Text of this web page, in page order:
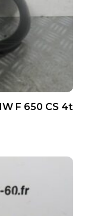
F 650 CS 4t